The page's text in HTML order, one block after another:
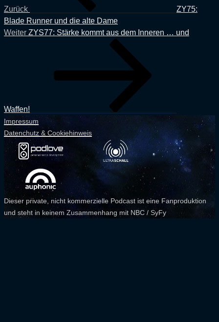
Zurück
ZY75:
Blade Runner und die alte Dame
Nächster
Weiter ZYS77: Stärke kommt aus dem Inneren … und
Waffen!
Impressum
Datenchutz & Cookiehinweis
Dieser private, nicht kommerzielle Podcast ist eine Fanproduktion
und steht in keinem Zusammenhang mit NBC / SyFy